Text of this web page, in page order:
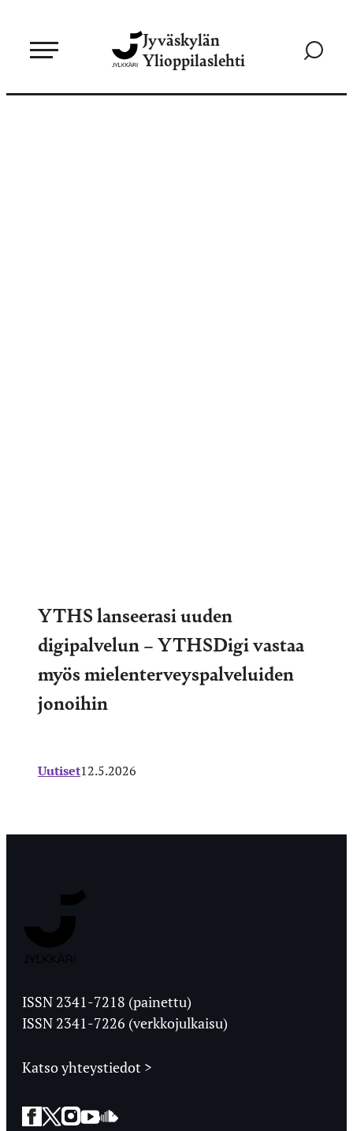
sisältöön
Jyväskylän
Ylioppilaslehti
Siirry
YTHS lanseerasi uuden
digipalvelun – YTHSDigi vastaa
myös mielenterveyspalveluiden
jonoihin
Uutiset12.5.2026
Ylioppilaslehti
ISSN 2341-7218 (painettu)
ISSN 2341-7226 (verkkojulkaisu)
Katso yhteystiedot >
Facebook
Twitter
Instagram
YouTube
SoundCloud